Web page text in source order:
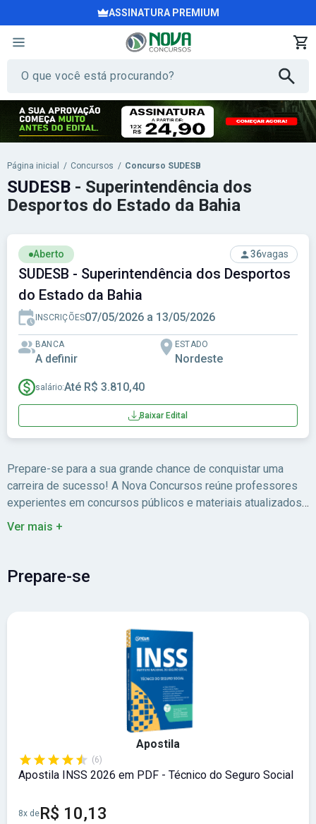
ASSINATURA PREMIUM
Página inicial / Concursos / Concurso SUDESB
Aberto 36vagas
SUDESB - Superintendência dos Desportos
do Estado da Bahia
INSCRIÇÕES07/05/2026 a 13/05/2026
BANCA
A definir
ESTADO
Nordeste
salário:Até R$ 3.810,40
Baixar Edital
SUDESB - Superintendência dos
Desportos do Estado da Bahia
Prepare-se para a sua grande chance de conquistar uma
carreira de sucesso! A Nova Concursos reúne professores
experientes em concursos públicos e materiais atualizados
para você estudar com foco no edital.
Ver mais +
Prepare-se
Apostila
(6)
Apostila INSS 2026 em PDF - Técnico do Seguro Social
8x deR$ 10,13